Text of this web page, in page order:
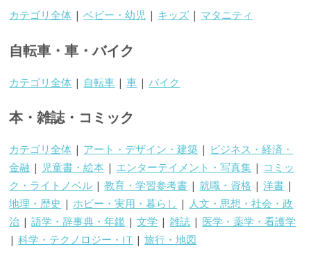
カテゴリ全体 |ベビー・幼児 | キッズ | マタニティ
自転車・車・バイク
カテゴリ全体 | 自転車 |車 |バイク
本・雑誌・コミック
カテゴリ全体 | アート・デザイン・建築 | ビジネス・経済・
金融 | 児童書・絵本 | エンターテイメント・写真集 | コミッ
ク・ライトノベル |教育・学習参考書 |就職・資格 |洋書 |
地理・歴史 |ホビー・実用・暮らし | 人文・思想・社会・政
治 |語学・辞事典・年鑑 |文学 |雑誌 | 医学・薬学・看護学
|科学・テクノロジー・IT |旅行・地図